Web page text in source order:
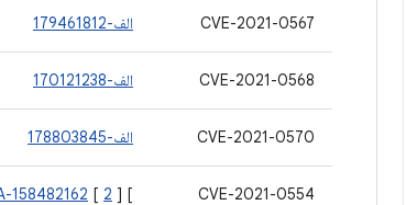
CVE-2021-0567 الف-179461812
CVE-2021-0568 الف-170121238
CVE-2021-0570 الف-178803845
CVE-2021-0554
158482162 [ 2 ] [